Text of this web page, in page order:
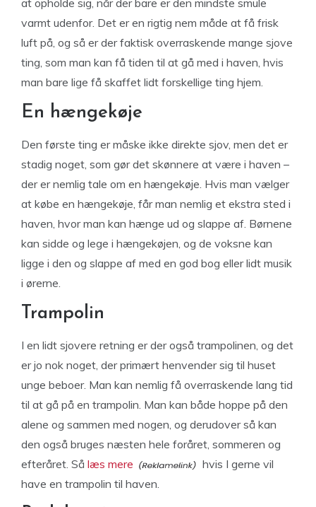
at opholde sig, når der bare er den mindste smule
varmt udenfor. Det er en rigtig nem måde at få frisk
luft på, og så er der faktisk overraskende mange sjove
ting, som man kan få tiden til at gå med i haven, hvis
man bare lige få skaffet lidt forskellige ting hjem.
En hængekøje
Den første ting er måske ikke direkte sjov, men det er
stadig noget, som gør det skønnere at være i haven –
der er nemlig tale om en hængekøje. Hvis man vælger
at købe en hængekøje, får man nemlig et ekstra sted i
haven, hvor man kan hænge ud og slappe af. Børnene
kan sidde og lege i hængekøjen, og de voksne kan
ligge i den og slappe af med en god bog eller lidt musik
i ørerne.
Trampolin
I en lidt sjovere retning er der også trampolinen, og det
er jo nok noget, der primært henvender sig til huset
unge beboer. Man kan nemlig få overraskende lang tid
til at gå på en trampolin. Man kan både hoppe på den
alene og sammen med nogen, og derudover så kan
den også bruges næsten hele foråret, sommeren og
efteråret. Så læs mere
hvis I gerne vil
have en trampolin til haven.